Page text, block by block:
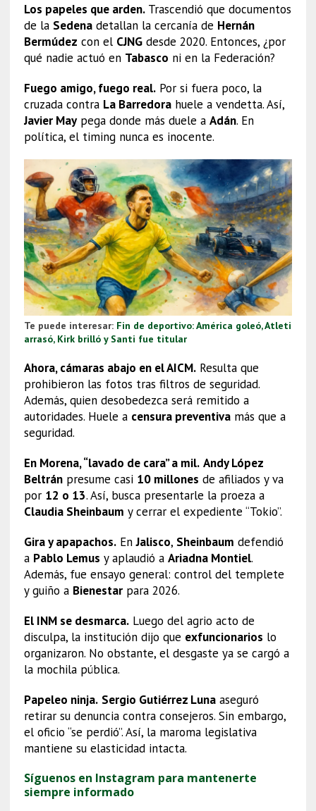
Los papeles que arden.Trascendió que documentos
de la Sedenadetallan la cercanía de Hernán
Bermúdez con el CJNGdesde 2020. Entonces, ¿por
qué nadie actuó en Tabasco ni en la Federación?
Fuego amigo, fuego real.Por si fuera poco, la
cruzada contra La Barredorahuele a vendetta. Así,
Javier Maypega donde más duele a Adán. En
política, el timing nunca es inocente.
Te puede interesar: Fin de deportivo: América goleó, Atleti
arrasó, Kirk brilló y Santi fue titular
Ahora, cámaras abajo en el AICM.Resulta que
prohibieron las fotos tras filtros de seguridad.
Además, quien desobedezca será remitido a
autoridades. Huele a censura preventivamás que a
seguridad.
En Morena, “lavado de cara” a mil. Andy López
Beltránpresume casi 10 millones de afiliados y va
por 12 o 13. Así, busca presentarle la proeza a
Claudia Sheinbaum y cerrar el expediente “Tokio”.
Gira y apapachos.EnJalisco, Sheinbaum defendió
a Pablo Lemus y aplaudió a Ariadna Montiel.
Además, fue ensayo general: control del templete
y guiño a Bienestarpara 2026.
El INM se desmarca.Luego del agrio acto de
disculpa, la institución dijo que exfuncionarios lo
organizaron. No obstante, el desgaste ya se cargó a
la mochila pública.
Papeleo ninja. Sergio Gutiérrez Lunaaseguró
retirar su denuncia contra consejeros. Sin embargo,
el oficio “se perdió”. Así, la maroma legislativa
mantiene su elasticidad intacta.
Síguenos en Instagram para mantenerte
siempre informado